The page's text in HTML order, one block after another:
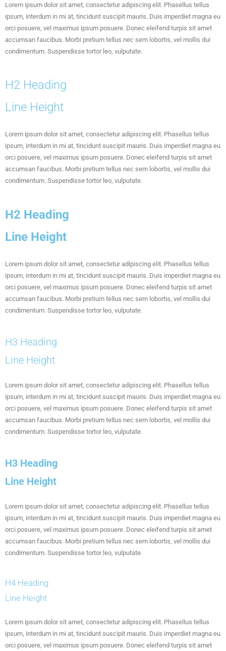
Lorem ipsum dolor sit amet, consectetur adipiscing elit. Phasellus tellus
ipsum, interdum in mi at, tincidunt suscipit mauris. Duis imperdiet magna eu
orci posuere, vel maximus ipsum posuere. Donec eleifend turpis sit amet
accumsan faucibus. Morbi pretium tellus nec sem lobortis, vel mollis dui
condimentum. Suspendisse tortor leo, vulputate.
H2 Heading
Line Height
Lorem ipsum dolor sit amet, consectetur adipiscing elit. Phasellus tellus
ipsum, interdum in mi at, tincidunt suscipit mauris. Duis imperdiet magna eu
orci posuere, vel maximus ipsum posuere. Donec eleifend turpis sit amet
accumsan faucibus. Morbi pretium tellus nec sem lobortis, vel mollis dui
condimentum. Suspendisse tortor leo, vulputate.
H2 Heading
Line Height
Lorem ipsum dolor sit amet, consectetur adipiscing elit. Phasellus tellus
ipsum, interdum in mi at, tincidunt suscipit mauris. Duis imperdiet magna eu
orci posuere, vel maximus ipsum posuere. Donec eleifend turpis sit amet
accumsan faucibus. Morbi pretium tellus nec sem lobortis, vel mollis dui
condimentum. Suspendisse tortor leo, vulputate.
H3 Heading
Line Height
Lorem ipsum dolor sit amet, consectetur adipiscing elit. Phasellus tellus
ipsum, interdum in mi at, tincidunt suscipit mauris. Duis imperdiet magna eu
orci posuere, vel maximus ipsum posuere. Donec eleifend turpis sit amet
accumsan faucibus. Morbi pretium tellus nec sem lobortis, vel mollis dui
condimentum. Suspendisse tortor leo, vulputate.
H3 Heading
Line Height
Lorem ipsum dolor sit amet, consectetur adipiscing elit. Phasellus tellus
ipsum, interdum in mi at, tincidunt suscipit mauris. Duis imperdiet magna eu
orci posuere, vel maximus ipsum posuere. Donec eleifend turpis sit amet
accumsan faucibus. Morbi pretium tellus nec sem lobortis, vel mollis dui
condimentum. Suspendisse tortor leo, vulputate.
H4 Heading
Line Height
Lorem ipsum dolor sit amet, consectetur adipiscing elit. Phasellus tellus
ipsum, interdum in mi at, tincidunt suscipit mauris. Duis imperdiet magna eu
orci posuere, vel maximus ipsum posuere. Donec eleifend turpis sit amet